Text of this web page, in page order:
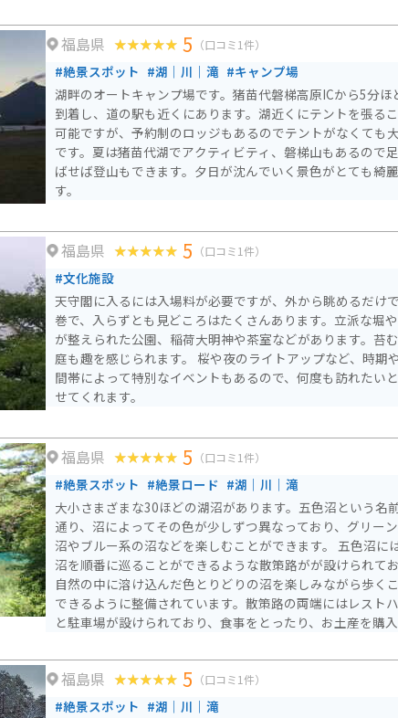
ドラインなど、景観の美しいワインディングロードが続く
なので、バイクツーリングにおすすめです。 猪苗代町は、磐梯
山麓に広がる高原野菜の一大産地としても知られています。
に、トウモロコシ、トマト、キャベツなどが有名です。また
苗代湖では、冬期に氷上でのワカサギ釣りが盛んに行われて
す。
福島県 5 （口コミ1件）
#絶景スポット #湖｜川｜滝 #キャンプ場
湖畔のオートキャンプ場です。猪苗代磐梯高原ICから5分ほ
到着し、道の駅も近くにあります。湖近くにテントを張る
可能ですが、予約制のロッジもあるのでテントがなくても
です。夏は猪苗代湖でアクティビティ、磐梯山もあるので
ばせば登山もできます。夕日が沈んでいく景色がとても綺
す。
福島県 5 （口コミ1件）
#文化施設
天守閣に入るには入場料が必要ですが、外から眺めるだけ
巻で、入らずとも見どころはたくさんあります。立派な堀
が整えられた公園、稲荷大明神や茶室などがあります。苔
庭も趣を感じられます。 桜や夜のライトアップなど、時期
間帯によって特別なイベントもあるので、何度も訪れたい
せてくれます。
福島県 5 （口コミ1件）
#絶景スポット #絶景ロード #湖｜川｜滝
大小さまざまな30ほどの湖沼があります。五色沼という名
通り、沼によってその色が少しずつ異なっており、グリー
沼やブルー系の沼などを楽しむことができます。 五色沼には、
沼を順番に巡ることができるような散策路がが設けられてお
自然の中に溶け込んだ色とりどりの沼を楽しみながら歩く
できるように整備されています。散策路の両端にはレスト
と駐車場が設けられており、食事をとったり、お土産を購
福島県 5 （口コミ1件）
#絶景スポット #湖｜川｜滝